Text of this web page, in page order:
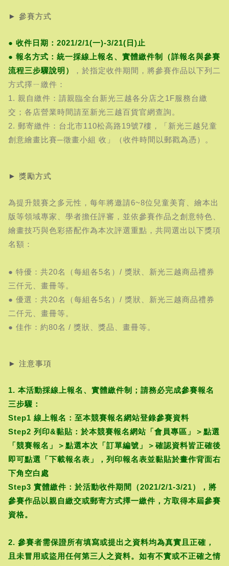
► 參賽方式
● 收件日期：2021/2/1(一)-3/21(日)止
● 報名方式：統一採線上報名、實體繳件制（詳報名與參賽
流程三步驟說明）
，於指定收件期間，將參賽作品以下列二
方式擇ㄧ繳件：
1. 親自繳件：請親臨全台新光三越各分店之1F服務台繳
交；各店營業時間請至新光三越百貨官網查詢。
2. 郵寄繳件：台北市110松高路19號7樓，「新光三越兒童
創意繪畫比賽─徵畫小組 收」（收件時間以郵戳為憑）。
► 獎勵方式
為提升競賽之多元性，每年將邀請6~8位兒童美育、繪本出
版等領域專家、學者擔任評審，並依參賽作品之創意特色、
繪畫技巧與色彩搭配作為本次評選重點，共同選出以下獎項
名額：
● 特優：共20名（每組各5名）/ 獎狀、新光三越商品禮券
三仟元、畫冊等。
● 優選：共20名（每組各5名）/ 獎狀、新光三越商品禮券
二仟元、畫冊等。
● 佳作：約80名 / 獎狀、獎品、畫冊等。
► 注意事項
1. 本活動採線上報名、實體繳件制；請務必完成參賽報名
三步驟：
Step1 線上報名：至本競賽報名網站登錄參賽資料
Step2 列印&黏貼：於本競賽報名網站「會員專區」＞點選
「競賽報名」＞點選本次「訂單編號」＞確認資料皆正確後
即可點選「下載報名表」，列印報名表並黏貼於畫作背面右
下角空白處
Step3 實體繳件：於活動收件期間（2021/2/1-3/21），將
參賽作品以親自繳交或郵寄方式擇一繳件，方取得本屆參賽
資格。
2. 參賽者需保證所有填寫或提出之資料均為真實且正確，
且未冒用或盜用任何第三人之資料。如有不實或不正確之情